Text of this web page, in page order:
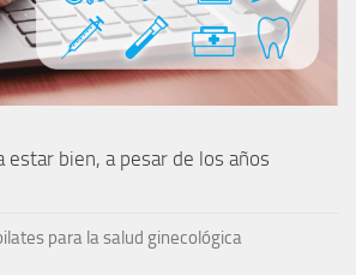
estar bien, a pesar de los años